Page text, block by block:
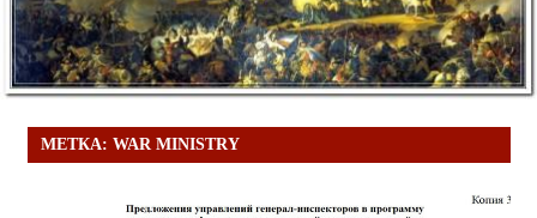
МЕТКА: WAR MINISTRY